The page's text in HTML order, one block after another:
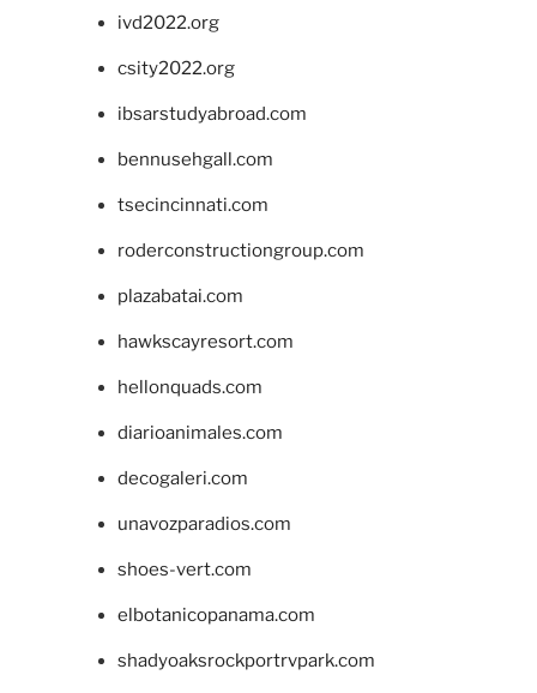
ivd2022.org
csity2022.org
ibsarstudyabroad.com
bennusehgall.com
tsecincinnati.com
roderconstructiongroup.com
plazabatai.com
hawkscayresort.com
hellonquads.com
diarioanimales.com
decogaleri.com
unavozparadios.com
shoes-vert.com
elbotanicopanama.com
shadyoaksrockportrvpark.com